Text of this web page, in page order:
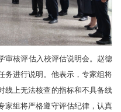
审核评估入校评估说明会。赵德
务进行说明。他表示，专家组将
线上无法核查的指标和不具备线
家组将严格遵守评估纪律，认真